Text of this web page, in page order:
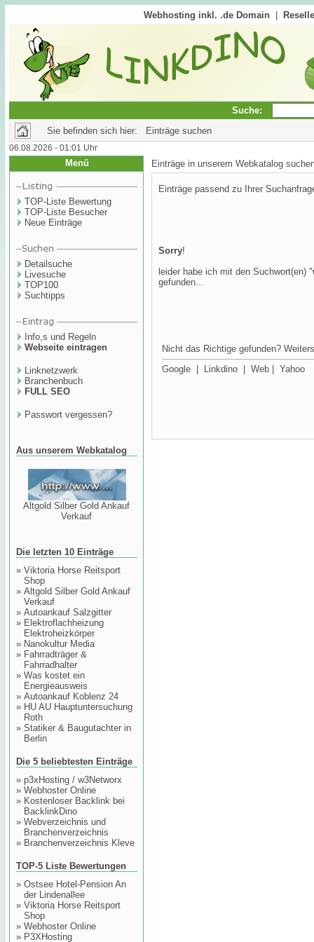
Webhosting inkl. .de Domain
Suche:
Sie befinden sich hier: Einträge suchen
06.08.2026 - 01:01 Uhr
Menü
TOP-Liste Bewertung
TOP-Liste Besucher
Neue Einträge
Detailsuche
Livesuche
TOP100
Suchtipps
Info,s und Regeln
Webseite eintragen
Linknetzwerk
Branchenbuch
FULL SEO
Passwort vergessen?
Aus unserem Webkatalog
Altgold Silber Gold Ankauf
Verkauf
Die letzten 10 Einträge
» Viktoria Horse Reitsport
Shop
» Altgold Silber Gold Ankauf
Verkauf
» Autoankauf Salzgitter
» Elektroflachheizung
Elektroheizkörper
» Nanokultur Media
» Fahrradträger &
Fahrradhalter
» Was kostet ein
Energieausweis
» Autoankauf Koblenz 24
» HU AU Hauptuntersuchung
Roth
» Statiker & Baugutachter in
Berlin
Die 5 beliebtesten Einträge
» p3xHosting / w3Networx
» Webhoster Online
» Kostenloser Backlink bei
BacklinkDino
» Webverzeichnis und
Branchenverzeichnis
» Branchenverzeichnis Kleve
TOP-5 Liste Bewertungen
» Ostsee Hotel-Pension An
der Lindenallee
» Viktoria Horse Reitsport
Shop
» Webhoster Online
» P3XHosting
Einträge in unserem Webkatalog
Einträge passend zu Ihrer
Sorry!
leider habe ich mit den Suchwort(en) "
gefunden...
Nicht das Richtige gefunden?
Google
Linkdino Web Yahoo